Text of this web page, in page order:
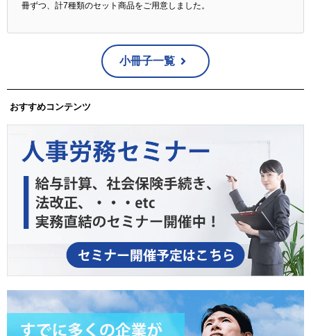
冊ずつ、計7種類のセット商品をご用意しました。
小冊子一覧
おすすめコンテンツ